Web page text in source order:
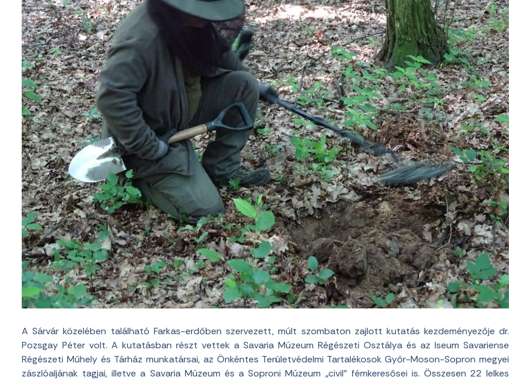
A Sárvár közelében található Farkas-erdőben szervezett, múlt szombaton zajlott kutatás kezdeményezője dr.
Pozsgay Péter volt. A kutatásban részt vettek a Savaria Múzeum Régészeti Osztálya és az Iseum Savariense
Régészeti Műhely és Tárház munkatársai, az Önkéntes Területvédelmi Tartalékosok Győr-Moson-Sopron megyei
zászlóaljának tagjai, illetve a Savaria Múzeum és a Soproni Múzeum „civil” fémkeresősei is. Összesen 22 lelkes